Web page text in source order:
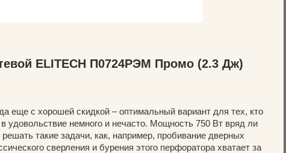
ELITECH П0724РЭМ Промо (2.3 Дж)
еще с хорошей скидкой – оптимальный вариант для тех, кто
удовольствие немного и нечасто. Мощность 750 Вт вряд ли
такие задачи, как, например, пробивание дверных
сверления и бурения этого перфоратора хватает за